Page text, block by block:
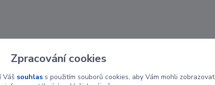
Zpracování cookies
Váš souhlass použitím souborů cookies, aby Vám mohli zobrazovat